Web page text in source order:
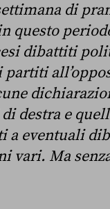
di
questo
dibattiti
destra e
a eventuali
vari. Ma